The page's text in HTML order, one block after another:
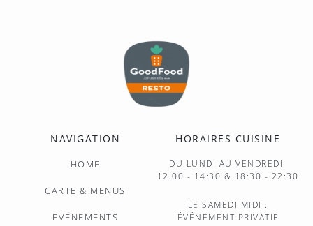
NAVIGATION
HOME
CARTE & MENUS
EVÉNEMENTS
HORAIRES CUISINE
DU LUNDI AU VENDREDI:
12:00 - 14:30 & 18:30 - 22:30
LE SAMEDI MIDI :
ÉVÉNEMENT PRIVATIF